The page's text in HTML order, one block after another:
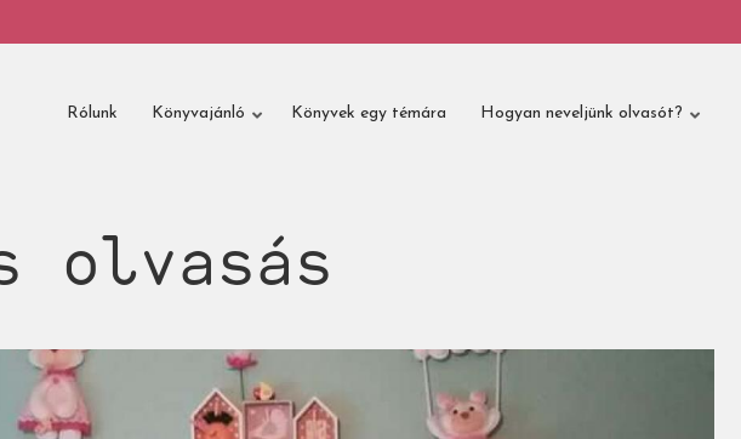
Rólunk Könyvajánló Könyvek egy témára Hogyan neveljünk olvasót?
olvasás